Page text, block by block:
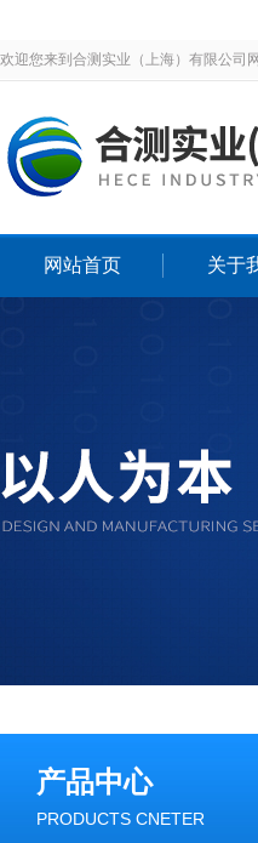
欢迎您来到合测实业（上海）有限公司
网站首页 关于
产品中心
PRODUCTS CNETER